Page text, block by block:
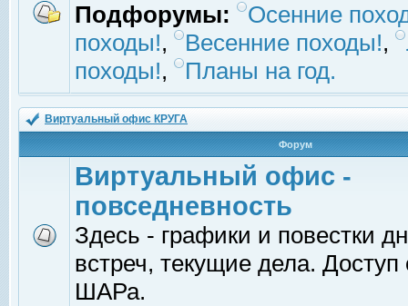
Подфорумы:
Осенние
походы!, Весенние походы!,
походы!, Планы на год.
Виртуальный офис КРУГА
Форум
Виртуальный офис -
повседневность
Здесь - графики и повестки
встреч, текущие дела.
ШАРа.